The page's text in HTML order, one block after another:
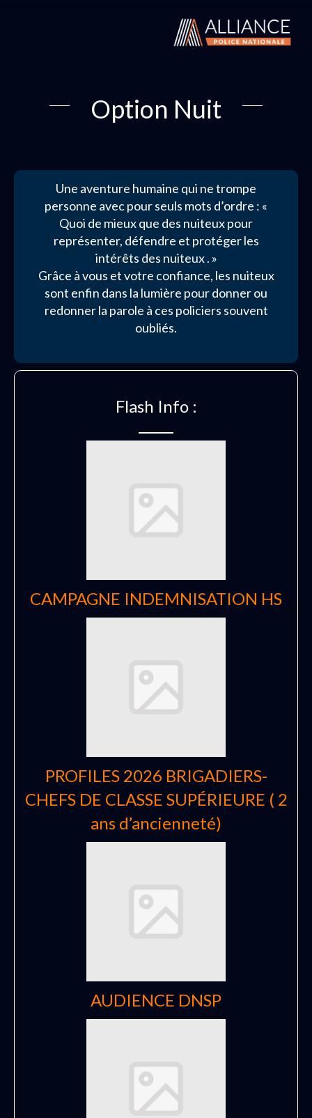
Option Nuit
Une aventure humaine qui ne trompe
personne avec pour seuls mots d’ordre : «
Quoi de mieux que des nuiteux pour
représenter, défendre et protéger les
intérêts des nuiteux . »
Grâce à vous et votre confiance, les nuiteux
sont enfin dans la lumière pour donner ou
redonner la parole à ces policiers souvent
oubliés.
Flash Info :
CAMPAGNE INDEMNISATION HS
PROFILES 2026 BRIGADIERS-
CHEFS DE CLASSE SUPÉRIEURE ( 2
ans d’ancienneté)
AUDIENCE DNSP